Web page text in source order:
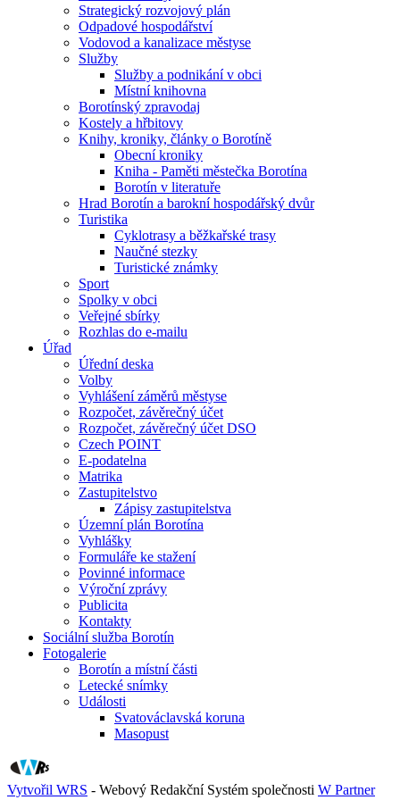
Strategický rozvojový plán
Odpadové hospodářství
Vodovod a kanalizace městyse
Služby
Služby a podnikání v obci
Místní knihovna
Borotínský zpravodaj
Kostely a hřbitovy
Knihy, kroniky, články o Borotíně
Obecní kroniky
Kniha - Paměti městečka Borotína
Borotín v literatuře
Hrad Borotín a barokní hospodářský dvůr
Turistika
Cyklotrasy a běžkařské trasy
Naučné stezky
Turistické známky
Sport
Spolky v obci
Veřejné sbírky
Rozhlas do e-mailu
Úřad
Úřední deska
Volby
Vyhlášení záměrů městyse
Rozpočet, závěrečný účet
Rozpočet, závěrečný účet DSO
Czech POINT
E-podatelna
Matrika
Zastupitelstvo
Zápisy zastupitelstva
Územní plán Borotína
Vyhlášky
Formuláře ke stažení
Povinné informace
Výroční zprávy
Publicita
Kontakty
Sociální služba Borotín
Fotogalerie
Borotín a místní části
Letecké snímky
Události
Svatováclavská koruna
Masopust
Vytvořil WRS - Webový Redakční Systém společnosti W Partner